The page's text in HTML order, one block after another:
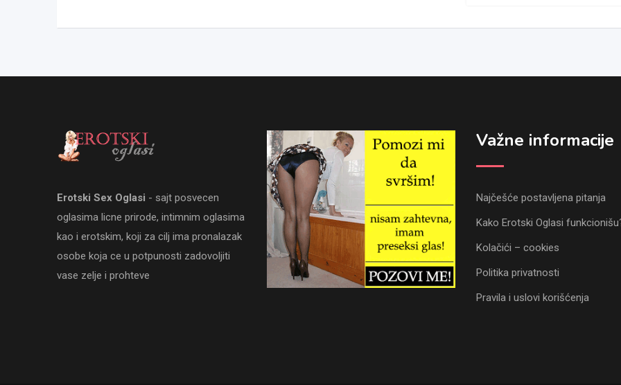
Erotski Sex Oglasi - sajt posvecen
oglasima licne prirode, intimnim oglasima
kao i erotskim, koji za cilj ima pronalazak
osobe koja ce u potpunosti zadovoljiti
vase zelje i prohteve
Važne informacije
Najčešće postavljena pitanja
Kako Erotski Oglasi
Kolačići – cookies
Politika privatnosti
Pravila i uslovi korišćenja